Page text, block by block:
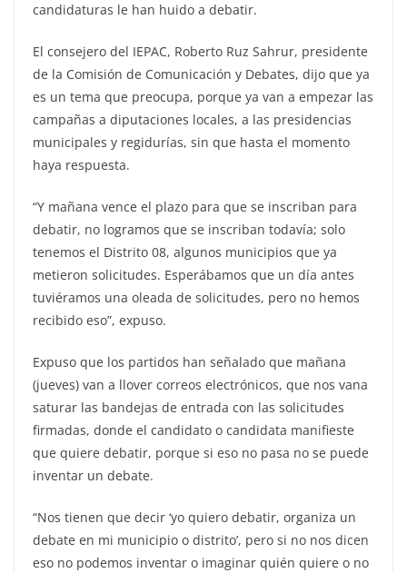
candidaturas le han huido a debatir.
El consejero del IEPAC, Roberto Ruz Sahrur, presidente
de la Comisión de Comunicación y Debates, dijo que ya
es un tema que preocupa, porque ya van a empezar las
campañas a diputaciones locales, a las presidencias
municipales y regidurías, sin que hasta el momento
haya respuesta.
“Y mañana vence el plazo para que se inscriban para
debatir, no logramos que se inscriban todavía; solo
tenemos el Distrito 08, algunos municipios que ya
metieron solicitudes. Esperábamos que un día antes
tuviéramos una oleada de solicitudes, pero no hemos
recibido eso”, expuso.
Expuso que los partidos han señalado que mañana
(jueves) van a llover correos electrónicos, que nos vana
saturar las bandejas de entrada con las solicitudes
firmadas, donde el candidato o candidata manifieste
que quiere debatir, porque si eso no pasa no se puede
inventar un debate.
“Nos tienen que decir ‘yo quiero debatir, organiza un
debate en mi municipio o distrito’, pero si no nos dicen
eso no podemos inventar o imaginar quién quiere o no